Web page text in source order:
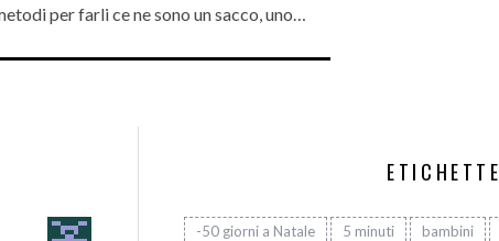
per farli ce ne sono un sacco, uno…
ETICHETTE
-50 giorni a Natale 5 minuti bambini